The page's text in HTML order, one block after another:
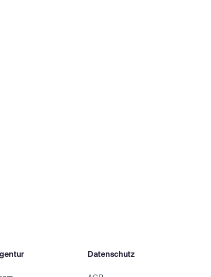
Datenschutz